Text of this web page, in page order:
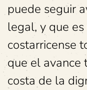
puede seguir
legal, y que
costarricense
que el avance
costa de la